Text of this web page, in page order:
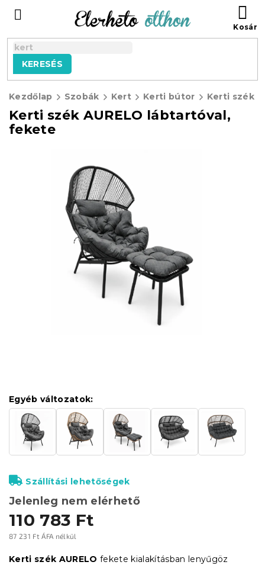
tartalomhoz
KERESÉS
Kezdőlap Szobák Kert Kerti bútor
Kerti szék AURELO lábtartóval,
fekete
110 783 Ft
87 231 Ft ÁFA nélkül
Jelenleg nem elérhető
Egyéb változatok:
Szállítási lehetőségek
Kerti szék AURELO fekete kialakításban lenyűgöz